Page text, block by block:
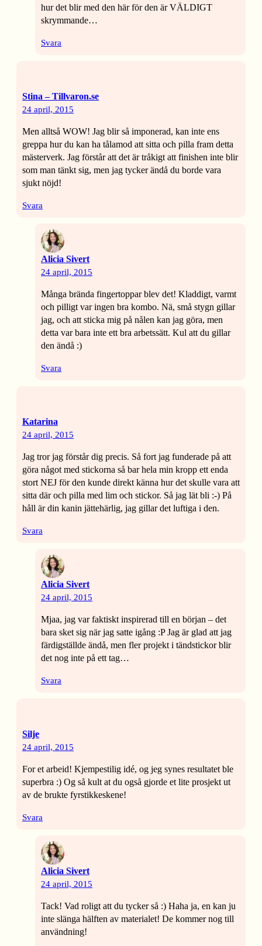
hur det blir med den här för den är VÄLDIGT
skrymmande…
Svara
Stina – Tillvaron.se
24 april, 2015
Men alltså WOW! Jag blir så imponerad, kan inte ens
greppa hur du kan ha tålamod att sitta och pilla fram detta
mästerverk. Jag förstår att det är tråkigt att finishen inte blir
som man tänkt sig, men jag tycker ändå du borde vara
sjukt nöjd!
Svara
Alicia Sivert
24 april, 2015
Många brända fingertoppar blev det! Kladdigt, varmt
och pilligt var ingen bra kombo. Nä, små stygn gillar
jag, och att sticka mig på nålen kan jag göra, men
detta var bara inte ett bra arbetssätt. Kul att du gillar
den ändå :)
Svara
Katarina
24 april, 2015
Jag tror jag förstår dig precis. Så fort jag funderade på att
göra något med stickorna så bar hela min kropp ett enda
stort NEJ för den kunde direkt känna hur det skulle vara att
sitta där och pilla med lim och stickor. Så jag lät bli :-) På
håll är din kanin jättehärlig, jag gillar det luftiga i den.
Svara
Alicia Sivert
24 april, 2015
Mjaa, jag var faktiskt inspirerad till en början – det
bara sket sig när jag satte igång :P Jag är glad att jag
färdigställde ändå, men fler projekt i tändstickor blir
det nog inte på ett tag…
Svara
Silje
24 april, 2015
For et arbeid! Kjempestilig idé, og jeg synes resultatet ble
superbra :) Og så kult at du også gjorde et lite prosjekt ut
av de brukte fyrstikkeskene!
Svara
Alicia Sivert
24 april, 2015
Tack! Vad roligt att du tycker så :) Haha ja, en kan ju
inte slänga hälften av materialet! De kommer nog till
användning!